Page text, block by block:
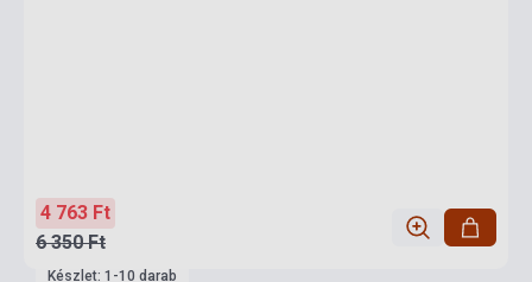
4 763 Ft
6 350 Ft
Készlet: 1-10 darab